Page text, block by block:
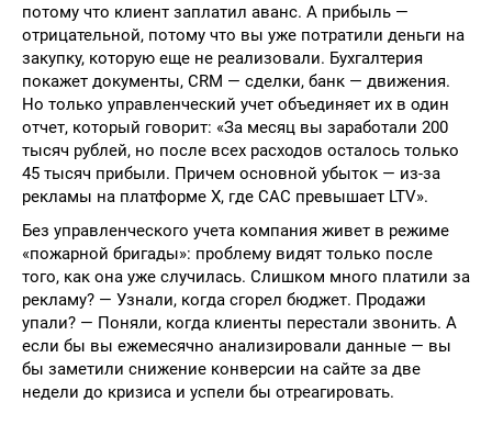
потому что клиент заплатил аванс. А прибыль —
отрицательной, потому что вы уже потратили деньги на
закупку, которую еще не реализовали. Бухгалтерия
покажет документы, CRM — сделки, банк — движения.
Но только управленческий учет объединяет их в один
отчет, который говорит: «За месяц вы заработали 200
тысяч рублей, но после всех расходов осталось только
45 тысяч прибыли. Причем основной убыток — из-за
рекламы на платформе X, где CAC превышает LTV».
Без управленческого учета компания живет в режиме
«пожарной бригады»: проблему видят только после
того, как она уже случилась. Слишком много платили за
рекламу? — Узнали, когда сгорел бюджет. Продажи
упали? — Поняли, когда клиенты перестали звонить. А
если бы вы ежемесячно анализировали данные — вы
бы заметили снижение конверсии на сайте за две
недели до кризиса и успели бы отреагировать.